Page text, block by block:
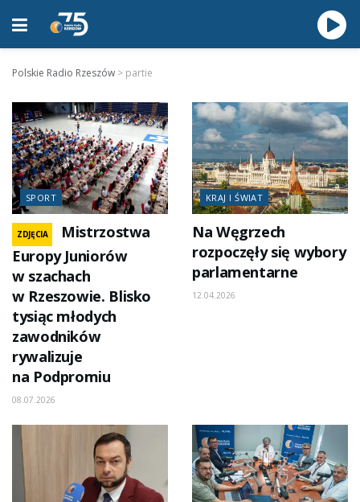
Polskie Radio Rzeszów > partie
SPORT
ZDJĘCIA
Mistrzostwa
Europy Juniorów
w szachach
w Rzeszowie. Blisko
tysiąc młodych
zawodników
rywalizuje
na Podpromiu
08.07.2026
KRAJ I ŚWIAT
Na Węgrzech
rozpoczęły się wybory
parlamentarne
12.04.2026